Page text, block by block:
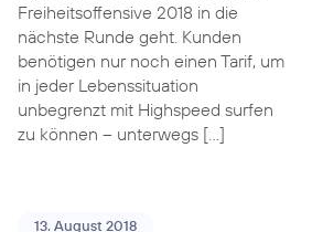
Freiheitsoffensive 2018 in die
nächste Runde geht. Kunden
benötigen nur noch einen Tarif, um
in jeder Lebenssituation
unbegrenzt mit Highspeed surfen
zu können – unterwegs […]
13. August 2018